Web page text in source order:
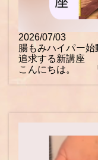
2026/07/03
腸もみハイパー
追求する新講座
こんにちは。 『